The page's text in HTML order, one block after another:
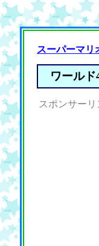
スーパーマリ
ワールド
スポンサーリ